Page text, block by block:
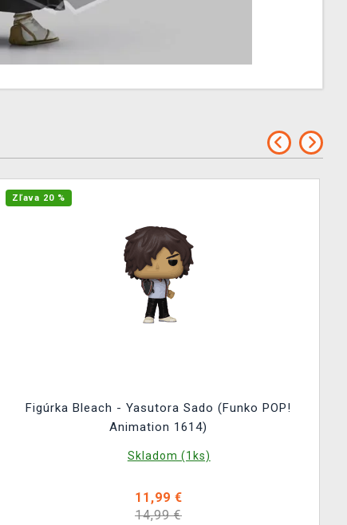
Zľava 20 %
Figúrka Bleach - Yasutora Sado (Funko POP!
Animation 1614)
Skladom (1ks)
11,99 €
14,99 €